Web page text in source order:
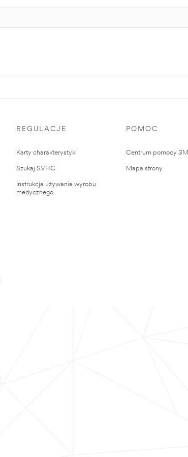
REGULACJE
Karty charakterystyki
Szukaj SVHC
Instrukcja używania wyrobu
medycznego
POMOC
Centrum pomocy 3M
Mapa strony